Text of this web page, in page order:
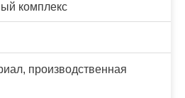
комплекс
производственная